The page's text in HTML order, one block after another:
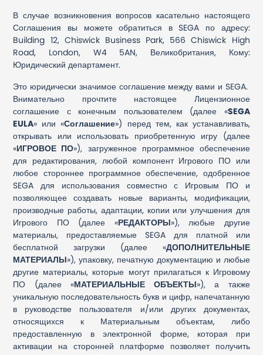
В случае возникновения вопросов касательно настоящего
Соглашения вы можете обратиться в SEGA по адресу:
Building 12, Chiswick Business Park, 566 Chiswick High
Road, London, W4 5AN, Великобритания, Кому:
Юридический департамент.
Это юридически значимое соглашение между вами и SEGA.
Внимательно прочтите настоящее Лицензионное
соглашение с конечным пользователем (далее «SEGA
EULA» или «Соглашение») перед тем, как устанавливать,
открывать или использовать приобретенную игру (далее
«ИГРОВОЕ ПО»), загруженное программное обеспечение
для редактирования, любой компонент Игрового ПО или
любое стороннее программное обеспечение, одобренное
SEGA для использования совместно с Игровым ПО и
позволяющее создавать новые варианты, модификации,
производные работы, адаптации, копии или улучшения для
Игрового ПО (далее «РЕДАКТОРЫ»), любые другие
материалы, предоставляемые SEGA для платной или
бесплатной загрузки (далее «ДОПОЛНИТЕЛЬНЫЕ
МАТЕРИАЛЫ»), упаковку, печатную документацию и любые
другие материалы, которые могут прилагаться к Игровому
ПО (далее «МАТЕРИАЛЬНЫЕ ОБЪЕКТЫ»), а также
уникальную последовательность букв и цифр, напечатанную
в руководстве пользователя и/или других документах,
относящихся к Материальным объектам, либо
предоставленную в электронной форме, которая при
активации на сторонней платформе позволяет получить